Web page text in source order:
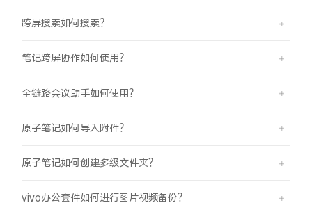
跨屏搜索如何搜索？
笔记跨屏协作如何使用？
全链路会议助手如何使用？
原子笔记如何导入附件？
原子笔记如何创建多级文件夹？
vivo办公套件如何进行图片视频备份？